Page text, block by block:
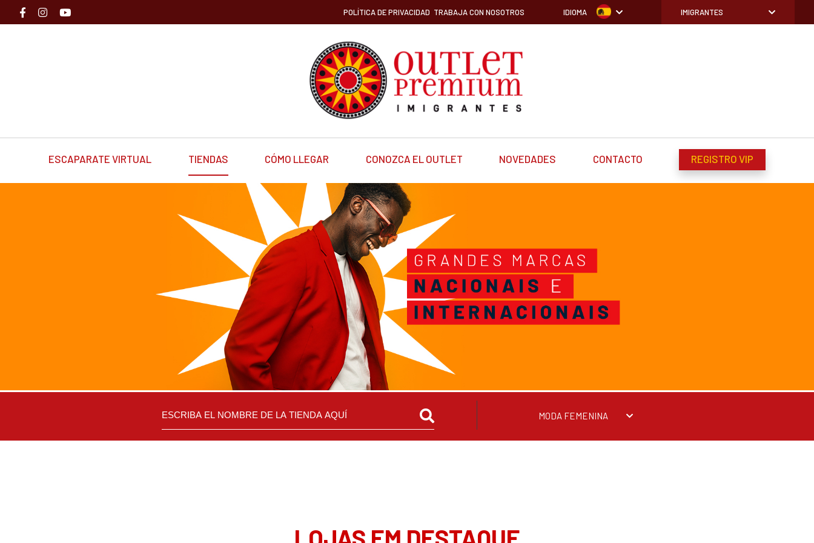
POLÍTICA DE PRIVACIDAD TRABAJA CON NOSOTROS IDIOMA IMIGRANTES
ESCAPARATE VIRTUAL TIENDAS CÓMO LLEGAR CONOZCA EL OUTLET NOVEDADES CONTACTO REGISTRO VIP
MODA FEMENINA